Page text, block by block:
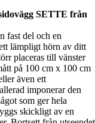
SETTE från
fast del och en
lämpligt hörn av ditt
placeras till vänster
på 100 cm x 100 cm
även ett
imponerar den
som ger hela
skickligt av en